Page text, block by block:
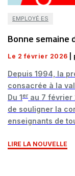
EMPLOYÉ·ES
Bonne semaine
Le 2 février 2026
Depuis 1994, la
consacrée à la
Du 1er au 7 février
de souligner la
enseignants de
LIRE LA NOUVELLE